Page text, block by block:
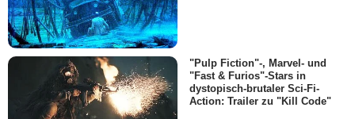
"Pulp Fiction"-, Marvel- und
"Fast & Furios"-Stars in
dystopisch-brutaler Sci-Fi-
Action: Trailer zu "Kill Code"